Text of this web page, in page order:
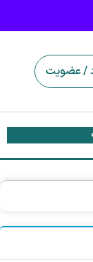
/ عضویت